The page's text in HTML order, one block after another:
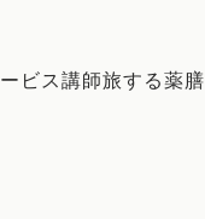
ビス講師旅する薬膳